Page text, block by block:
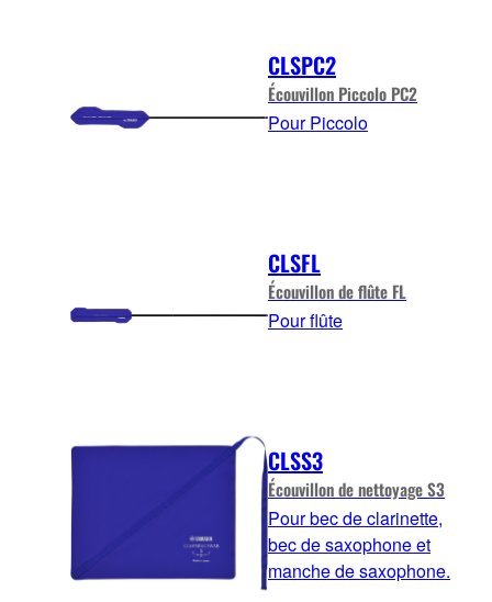
CLSPC2
Écouvillon Piccolo PC2
Pour Piccolo
CLSFL
Écouvillon de flûte FL
Pour flûte
CLSS3
Écouvillon de nettoyage S3
Pour bec de clarinette,
bec de saxophone et
manche de saxophone.